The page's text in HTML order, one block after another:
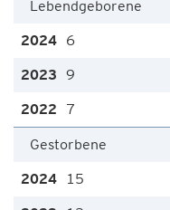
Lebendgeborene
6
9
7
Gestorbene
15